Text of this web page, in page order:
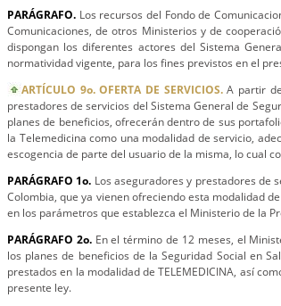
PARÁGRAFO. Los recursos del Fondo de
Comunicaciones, de otros Ministerios y de
dispongan los diferentes actores del Sistema
normatividad vigente, para los fines previstos en el
ARTÍCULO 9o. OFERTA DE SERVICIOS.A partir
prestadores de servicios del Sistema General de
planes de beneficios, ofrecerán dentro de sus
la Telemedicina como una modalidad de servicio,
escogencia de parte del usuario de la misma, lo cual
PARÁGRAFO 1o. Los aseguradores y prestadores de
Colombia, que ya vienen ofreciendo esta modalidad
en los parámetros que establezca el Ministerio de la
PARÁGRAFO 2o.En el término de 12 meses, el
los planes de beneficios de la Seguridad Social en
prestados en la modalidad de TELEMEDICINA, así
presente ley.